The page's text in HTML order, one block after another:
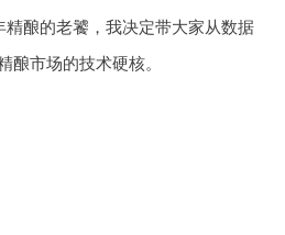
酿的老饕，我决定带大家从数据
酿市场的技术硬核。